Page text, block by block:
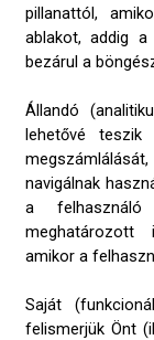
pillanattól,
ablakot, addig
bezárul a
Állandó
lehetővé
navigálnak
a felhasználó
meghatározott
amikor a
Saját
felismerjük Önt